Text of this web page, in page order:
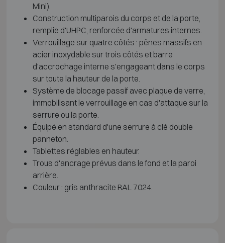
Mini).
Construction multiparois du corps et de la porte,
remplie d'UHPC, renforcée d'armatures internes.
Verrouillage sur quatre côtés : pênes massifs en
acier inoxydable sur trois côtés et barre
d'accrochage interne s'engageant dans le corps
sur toute la hauteur de la porte.
Système de blocage passif avec plaque de verre,
immobilisant le verrouillage en cas d'attaque sur la
serrure ou la porte.
Équipé en standard d'une serrure à clé double
panneton.
Tablettes réglables en hauteur.
Trous d'ancrage prévus dans le fond et la paroi
arrière.
Couleur : gris anthracite RAL 7024.